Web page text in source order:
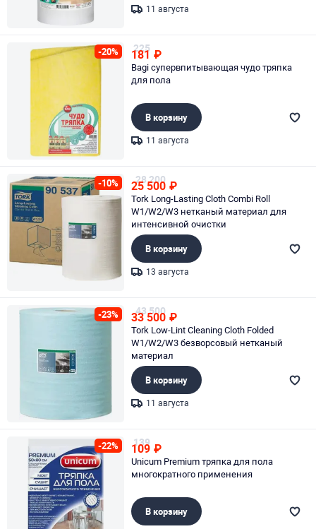
11 августа
-20% 225
181 ₽
Bagi супервпитывающая чудо тряпка
для пола
В корзину
11 августа
-10% 28 200
25 500 ₽
Tork Long-Lasting Cloth Combi Roll
W1/W2/W3 нетканый материал для
интенсивной очистки
В корзину
13 августа
-23% 43 500
33 500 ₽
Tork Low-Lint Cleaning Cloth Folded
W1/W2/W3 безворсовый нетканый
материал
В корзину
11 августа
-22% 139
109 ₽
Unicum Premium тряпка для пола
многократного применения
В корзину